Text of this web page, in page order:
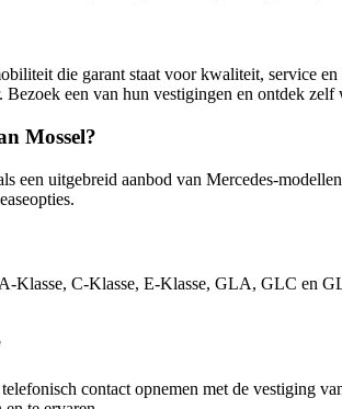
die garant staat voor kwaliteit, service
een van hun vestigingen en ontdek
Mossel?
uitgebreid aanbod van Mercedes-
Klasse, C-Klasse, E-Klasse, GLA, GLC en
contact opnemen met de vestiging